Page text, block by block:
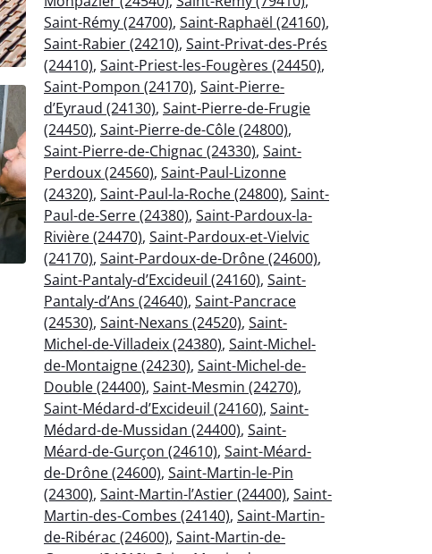
Saint-Rémy (24700), Saint-Raphaël (24160),
Saint-Rabier (24210), Saint-Privat-des-Prés
(24410), Saint-Priest-les-Fougères (24450),
Saint-Pompon (24170), Saint-Pierre-
d’Eyraud (24130), Saint-Pierre-de-Frugie
(24450), Saint-Pierre-de-Côle (24800),
Saint-Pierre-de-Chignac (24330), Saint-
Perdoux (24560), Saint-Paul-Lizonne
(24320), Saint-Paul-la-Roche (24800), Saint-
Paul-de-Serre (24380), Saint-Pardoux-la-
Rivière (24470), Saint-Pardoux-et-Vielvic
(24170), Saint-Pardoux-de-Drône (24600),
Saint-Pantaly-d’Excideuil (24160), Saint-
Pantaly-d’Ans (24640), Saint-Pancrace
(24530), Saint-Nexans (24520), Saint-
Michel-de-Villadeix (24380), Saint-Michel-
de-Montaigne (24230), Saint-Michel-de-
Double (24400), Saint-Mesmin (24270),
Saint-Médard-d’Excideuil (24160), Saint-
Médard-de-Mussidan (24400), Saint-
Méard-de-Gurçon (24610), Saint-Méard-
de-Drône (24600), Saint-Martin-le-Pin
(24300), Saint-Martin-l’Astier (24400), Saint-
Martin-des-Combes (24140), Saint-Martin-
de-Ribérac (24600), Saint-Martin-de-